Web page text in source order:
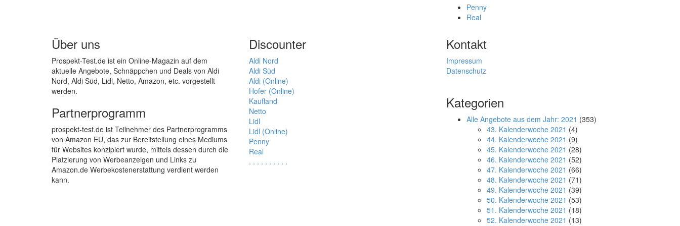
Penny
Real
Über uns
Prospekt-Test.de ist ein Online-Magazin auf dem
aktuelle Angebote, Schnäppchen und Deals von Aldi
Nord, Aldi Süd, Lidl, Netto, Amazon, etc. vorgestellt
werden.
Partnerprogramm
prospekt-test.de ist Teilnehmer des Partnerprogramms
von Amazon EU, das zur Bereitstellung eines Mediums
für Websites konzipiert wurde, mittels dessen durch die
Platzierung von Werbeanzeigen und Links zu
Amazon.de Werbekostenerstattung verdient werden
kann.
Discounter
Aldi Nord
Aldi Süd
Aldi (Online)
Hofer (Online)
Kaufland
Netto
Lidl
Lidl (Online)
Penny
Real
. . . . . . . . . .
Kontakt
Impressum
Datenschutz
Kategorien
Alle Angebote aus dem Jahr: 2021 (353)
43. Kalenderwoche 2021 (4)
44. Kalenderwoche 2021 (9)
45. Kalenderwoche 2021 (28)
46. Kalenderwoche 2021 (52)
47. Kalenderwoche 2021 (66)
48. Kalenderwoche 2021 (71)
49. Kalenderwoche 2021 (39)
50. Kalenderwoche 2021 (53)
51. Kalenderwoche 2021 (18)
52. Kalenderwoche 2021 (13)